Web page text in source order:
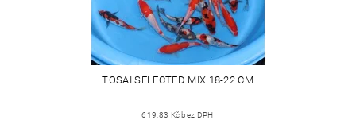
TOSAI SELECTED MIX 18-22 CM
619,83 Kč bez DPH